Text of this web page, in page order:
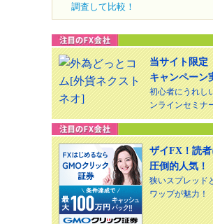
調査して比較！
当サイト限定
キャンペーン
初心者にうれし
ンラインセミナ
ザイFX！読
圧倒的人気！
狭いスプレッド
ワップが魅力！